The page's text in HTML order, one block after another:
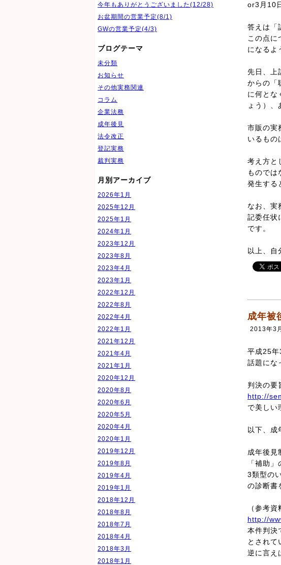
or3月10
答えは「
この点に
になるよ
先日、上
からの「
に何とな
ょう）、
市販の実
いるもの
考え方と
ものでは
発生する
なお、実
記委任状
です。
以上、自
成年被
2013年3
平成25年
話題にな
判決の要
http://
で美しい
以下、成
成年後見
「補助
3類型の
の診断書
（参考
http://
本件判決
とされて
逆に言え
今年もありがとうございました(12/28)
お盆期間の営業予定(8/1)
GWの営業予定(4/3)
ブログテーマ
未分類
お知らせ
その他実務関連
コラム
企業法務
成年後見
法令改正
登記実務
裁判実務
月別アーカイブ
2026年1月
2025年12月
2025年1月
2024年1月
2023年12月
2023年8月
2023年4月
2023年1月
2022年12月
2022年8月
2022年4月
2022年1月
2021年12月
2021年4月
2021年1月
2020年12月
2020年8月
2020年6月
2020年5月
2020年4月
2020年1月
2019年12月
2019年8月
2019年4月
2019年1月
2018年12月
2018年8月
2018年7月
2018年4月
2018年3月
2018年1月